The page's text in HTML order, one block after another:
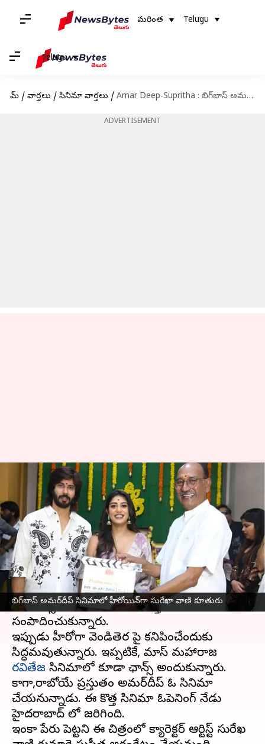
మరింత Telugu
Telugu
హోమ్ / వార్తలు / సినిమా వార్తలు / Amar Deep-Supritha : బిగ్‌బాస్ అమర్‌దీప్ సినిమాలో హీరోయిన్‌గా సురేఖా వాణి కూతురు
ADVERTISEMENT
బిగ్‌బాస్ అమర్‌దీప్ సినిమాలో హీరోయిన్‌గా సురేఖా వాణి కూతురు
Amar Deep-Supritha : బిగ్‌బాస్
అమర్‌దీప్ సినిమాలో హీరోయిన్‌గా
సురేఖా వాణి కూతురు
వ్రాసిన వారు Sirish Praharaju Feb 01, 2024 03:57 pm
ఈ వార్తాకథనం ఏంటి
బిగ్ బాస్ 7రన్నరప్ అమర్‌దీప్ తెలుగులో పలు
సీరియల్స్ లో నటించి మంచి గుర్తింపుని
సంపాదించుకున్నారు.
ఇప్పుడు హీరోగా వెండితెర పై కనిపించేందుకు
సిద్ధమవుతున్నారు. ఇప్పటికే, మాస్ మహారాజ
రవితేజ సినిమాలో కూడా ఛాన్స్ అందుకున్నారు.
కాగా,రాబోయే ప్రస్తుతం అమర్‌దీప్ ఓ సినిమా
చేయనున్నాడు. ఈ కొత్త సినిమా ఓపెనింగ్ నేడు
హైదరాబాద్ లో జరిగింది.
ఇంకా పేరు పెట్టని ఈ చిత్రంలో క్యారెక్టర్ ఆర్టిస్ట్ సురేఖ